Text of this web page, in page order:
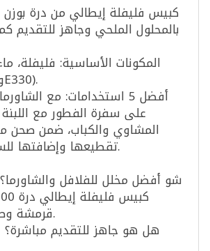
بالمحلول الملحي وجاهز للتقديم
المكونات الأساسية: فليفلة،
حموضة (E260 وE330).
أفضل 5 استخدامات: مع
على سفرة الفطور مع
المشاوي والكباب، ضمن صحن
تقطيعها وإضافتها للسلطات أو البيتزا.
شو أفضل مخلل للفلافل
قرمشة وطعم حامض لذيذ.
هل هو جاهز للتقديم مباشرة؟